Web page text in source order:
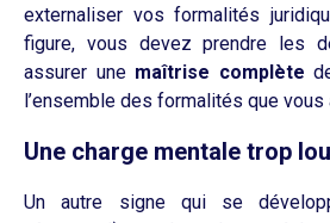
externaliser vos formalités
figure, vous devez prendre les
assurer une maîtrise complète
l’ensemble des formalités que vous
Une charge mentale trop
Un autre signe qui se